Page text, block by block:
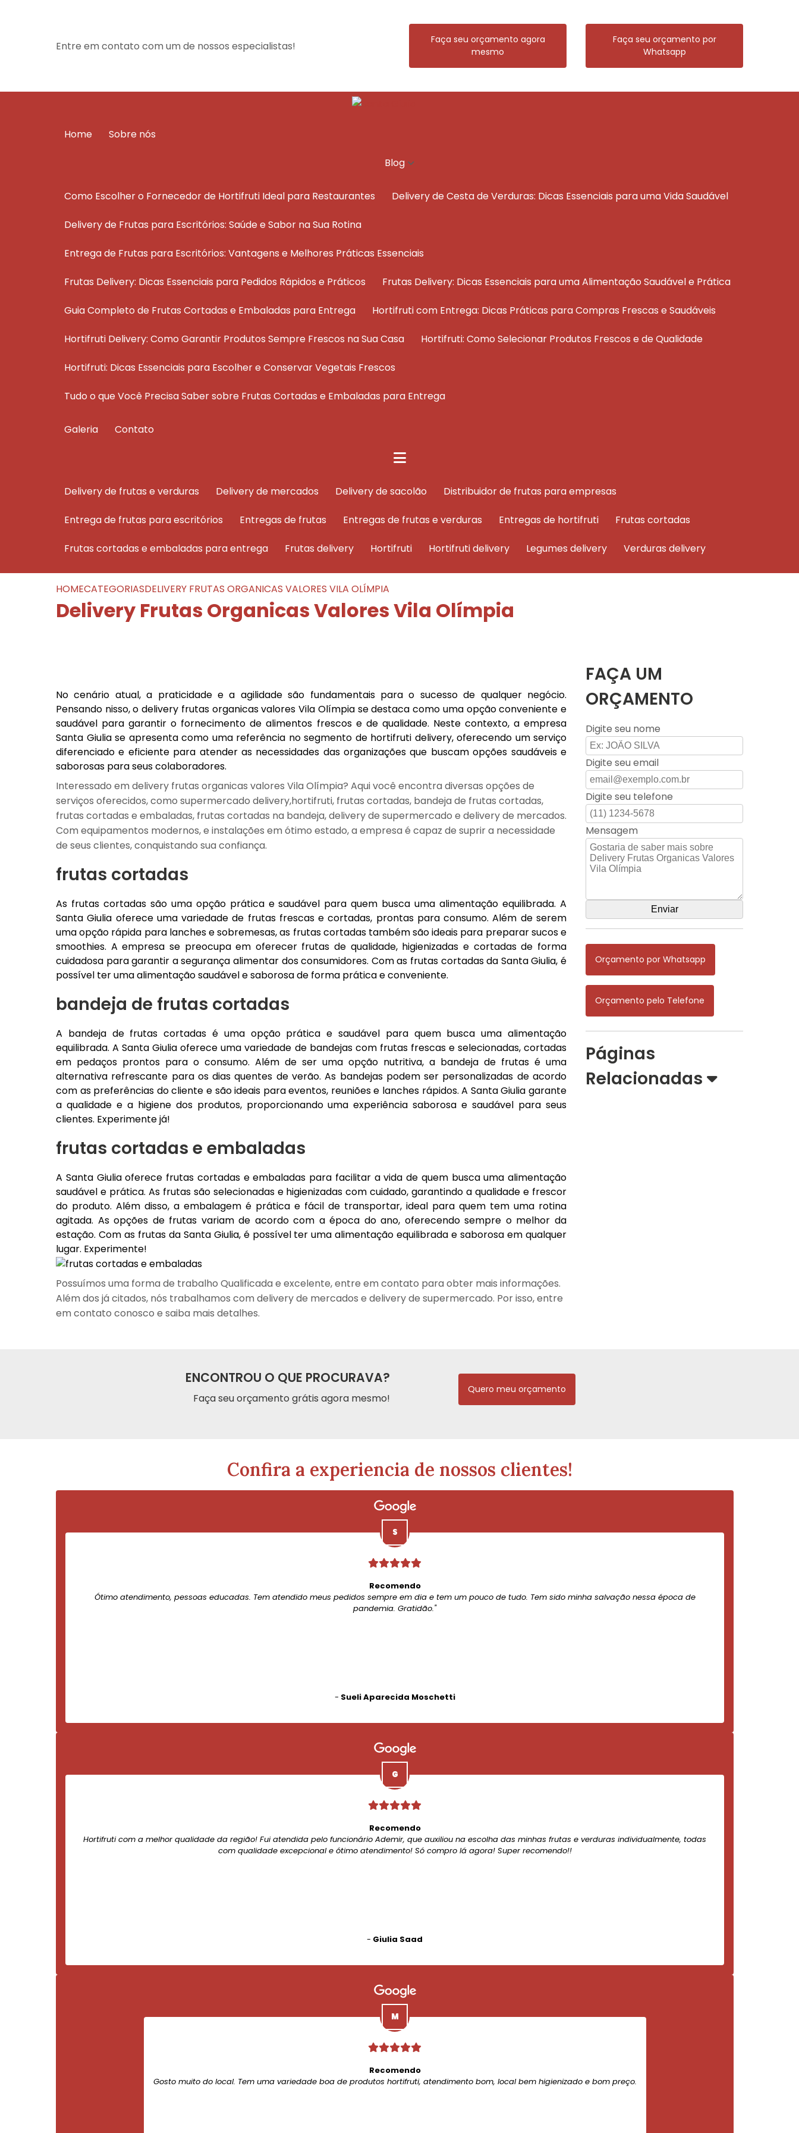
Entre em contato com um de nossos especialistas!
Faça seu orçamento agora
mesmo
Faça seu orçamento por
Whatsapp
Home Sobre nós
Blog
Como Escolher o Fornecedor de Hortifruti Ideal para Restaurantes Delivery de Cesta de Verduras: Dicas Essenciais para uma Vida Saudável
Delivery de Frutas para Escritórios: Saúde e Sabor na Sua Rotina
Entrega de Frutas para Escritórios: Vantagens e Melhores Práticas Essenciais
Frutas Delivery: Dicas Essenciais para Pedidos Rápidos e Práticos Frutas Delivery: Dicas Essenciais para uma Alimentação Saudável e Prática
Guia Completo de Frutas Cortadas e Embaladas para Entrega Hortifruti com Entrega: Dicas Práticas para Compras Frescas e Saudáveis
Hortifruti Delivery: Como Garantir Produtos Sempre Frescos na Sua Casa Hortifruti: Como Selecionar Produtos Frescos e de Qualidade
Hortifruti: Dicas Essenciais para Escolher e Conservar Vegetais Frescos
Tudo o que Você Precisa Saber sobre Frutas Cortadas e Embaladas para Entrega
Galeria Contato
delivery de frutas e verduras delivery de mercados delivery de sacolão distribuidor de frutas para empresas
entrega de frutas para escritórios entregas de frutas entregas de frutas e verduras entregas de hortifruti frutas cortadas
frutas cortadas e embaladas para entrega frutas delivery hortifruti hortifruti delivery legumes delivery verduras delivery
HOMECATEGORIASDELIVERY FRUTAS ORGANICAS VALORES VILA OLÍMPIA
Delivery Frutas Organicas Valores Vila Olímpia
No cenário atual, a praticidade e a agilidade são fundamentais para o sucesso de qualquer negócio.
Pensando nisso, o delivery frutas organicas valores Vila Olímpia se destaca como uma opção conveniente e
saudável para garantir o fornecimento de alimentos frescos e de qualidade. Neste contexto, a empresa
Santa Giulia se apresenta como uma referência no segmento de hortifruti delivery, oferecendo um serviço
diferenciado e eficiente para atender as necessidades das organizações que buscam opções saudáveis e
saborosas para seus colaboradores.
Interessado em delivery frutas organicas valores Vila Olímpia? Aqui você encontra diversas opções de
serviços oferecidos, como supermercado delivery,hortifruti, frutas cortadas, bandeja de frutas cortadas,
frutas cortadas e embaladas, frutas cortadas na bandeja, delivery de supermercado e delivery de mercados.
Com equipamentos modernos, e instalações em ótimo estado, a empresa é capaz de suprir a necessidade
de seus clientes, conquistando sua confiança.
frutas cortadas
As frutas cortadas são uma opção prática e saudável para quem busca uma alimentação equilibrada. A
Santa Giulia oferece uma variedade de frutas frescas e cortadas, prontas para consumo. Além de serem
uma opção rápida para lanches e sobremesas, as frutas cortadas também são ideais para preparar sucos e
smoothies. A empresa se preocupa em oferecer frutas de qualidade, higienizadas e cortadas de forma
cuidadosa para garantir a segurança alimentar dos consumidores. Com as frutas cortadas da Santa Giulia, é
possível ter uma alimentação saudável e saborosa de forma prática e conveniente.
bandeja de frutas cortadas
A bandeja de frutas cortadas é uma opção prática e saudável para quem busca uma alimentação
equilibrada. A Santa Giulia oferece uma variedade de bandejas com frutas frescas e selecionadas, cortadas
em pedaços prontos para o consumo. Além de ser uma opção nutritiva, a bandeja de frutas é uma
alternativa refrescante para os dias quentes de verão. As bandejas podem ser personalizadas de acordo
com as preferências do cliente e são ideais para eventos, reuniões e lanches rápidos. A Santa Giulia garante
a qualidade e a higiene dos produtos, proporcionando uma experiência saborosa e saudável para seus
clientes. Experimente já!
frutas cortadas e embaladas
A Santa Giulia oferece frutas cortadas e embaladas para facilitar a vida de quem busca uma alimentação
saudável e prática. As frutas são selecionadas e higienizadas com cuidado, garantindo a qualidade e frescor
do produto. Além disso, a embalagem é prática e fácil de transportar, ideal para quem tem uma rotina
agitada. As opções de frutas variam de acordo com a época do ano, oferecendo sempre o melhor da
estação. Com as frutas da Santa Giulia, é possível ter uma alimentação equilibrada e saborosa em qualquer
lugar. Experimente!
Possuímos uma forma de trabalho Qualificada e excelente, entre em contato para obter mais informações.
Além dos já citados, nós trabalhamos com delivery de mercados e delivery de supermercado. Por isso, entre
em contato conosco e saiba mais detalhes.
FAÇA UM
ORÇAMENTO
Digite seu nome
Digite seu email
Digite seu telefone
Mensagem
Orçamento por Whatsapp
Orçamento pelo Telefone
Páginas
Relacionadas
ENCONTROU O QUE PROCURAVA?
Faça seu orçamento grátis agora mesmo!
Quero meu orçamento
Confira a experiencia de nossos clientes!
Recomendo
Ótimo atendimento, pessoas educadas. Tem atendido meus pedidos sempre em dia e tem um pouco de tudo. Tem sido minha salvação nessa época de
pandemia. Gratidão."
- Sueli Aparecida Moschetti
Recomendo
Hortifruti com a melhor qualidade da região! Fui atendida pelo funcionário Ademir, que auxiliou na escolha das minhas frutas e verduras individualmente, todas
com qualidade excepcional e ótimo atendimento! Só compro lá agora! Super recomendo!!
- Giulia Saad
Recomendo
Gosto muito do local. Tem uma variedade boa de produtos hortifruti, atendimento bom, local bem higienizado e bom preço.